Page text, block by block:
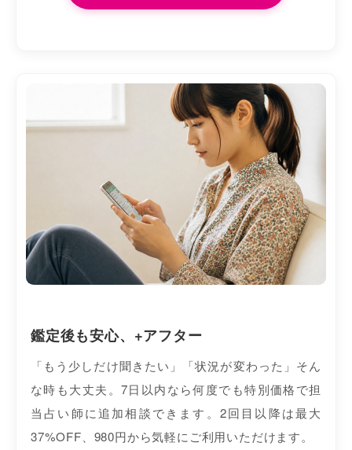
鑑定後も安心、+アフター
「もう少しだけ聞きたい」「状況が変わった」そん
な時も大丈夫。7日以内なら何度でも特別価格で担
当占い師に追加相談できます。2回目以降は最大
37%OFF、980円から気軽にご利用いただけます。